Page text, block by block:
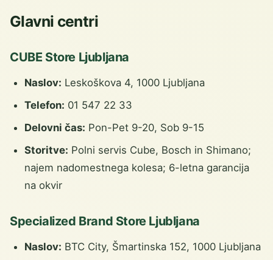
Glavni centri
CUBE Store Ljubljana
Naslov: Leskoškova 4, 1000 Ljubljana
Telefon: 01 547 22 33
Delovni čas: Pon-Pet 9-20, Sob 9-15
Storitve: Polni servis Cube, Bosch in Shimano;
najem nadomestnega kolesa; 6-letna garancija
na okvir
Specialized Brand Store Ljubljana
Naslov: BTC City, Šmartinska 152, 1000 Ljubljana